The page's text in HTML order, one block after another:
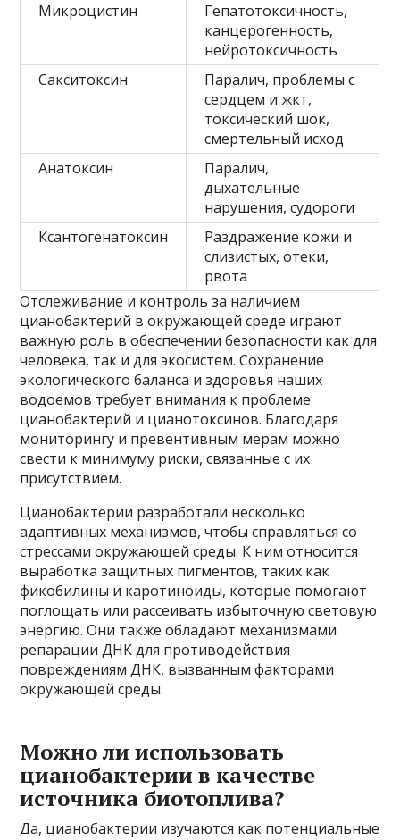
Микроцистин
Гепатотоксичность,
канцерогенность,
нейротоксичность
Сакситоксин
Паралич, проблемы с
сердцем и жкт,
токсический шок,
смертельный исход
Анатоксин
Паралич,
дыхательные
нарушения, судороги
Ксантогенатоксин
Раздражение кожи и
слизистых, отеки,
рвота
Отслеживание и контроль за наличием
цианобактерий в окружающей среде играют
важную роль в обеспечении безопасности как для
человека, так и для экосистем. Сохранение
экологического баланса и здоровья наших
водоемов требует внимания к проблеме
цианобактерий и цианотоксинов. Благодаря
мониторингу и превентивным мерам можно
свести к минимуму риски, связанные с их
присутствием.
Цианобактерии разработали несколько
адаптивных механизмов, чтобы справляться со
стрессами окружающей среды. К ним относится
выработка защитных пигментов, таких как
фикобилины и каротиноиды, которые помогают
поглощать или рассеивать избыточную световую
энергию. Они также обладают механизмами
репарации ДНК для противодействия
повреждениям ДНК, вызванным факторами
окружающей среды.
Можно ли использовать
цианобактерии в качестве
источника биотоплива?
Да, цианобактерии изучаются как потенциальные